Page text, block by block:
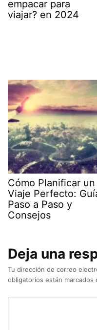
empacar para
viajar? en 2024
Cómo Planificar un
Viaje Perfecto:
Paso a Paso y
Consejos
Deja una
Tu dirección de correo
obligatorios están marcados